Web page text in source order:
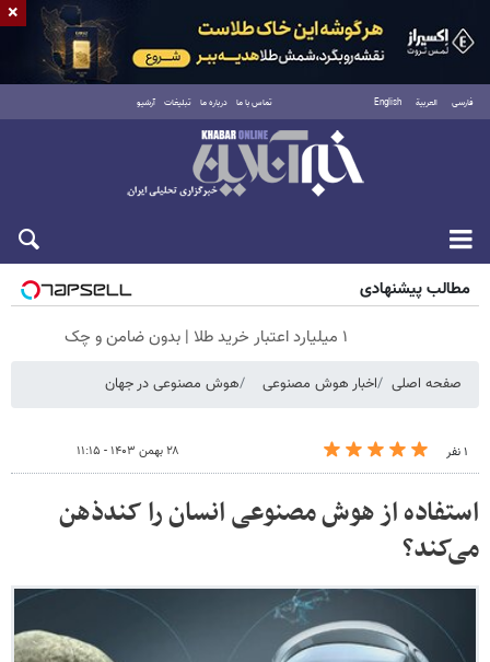
فارسی العربية English تماس با ما درباره ما تبلیغات آرشیو
شنبه ۱۷ مرداد ۱۴۰۵
مطالب پیشنهادی
۱ میلیارد اعتبار خرید طلا | بدون ضامن و چک
صفحه اصلی اخبار هوش مصنوعی هوش مصنوعی در جهان
۱ نفر ۲۸ بهمن ۱۴۰۳ - ۱۱:۱۵
استفاده از هوش مصنوعی انسان را کندذهن
می‌کند؟
×